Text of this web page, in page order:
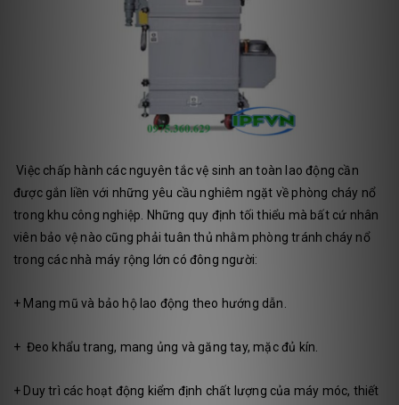
Việc chấp hành các nguyên tắc vệ sinh an toàn lao động cần
được gắn liền với những yêu cầu nghiêm ngặt về phòng cháy nổ
trong khu công nghiệp. Những quy định tối thiểu mà bất cứ nhân
viên bảo vệ nào cũng phải tuân thủ nhằm phòng tránh cháy nổ
trong các nhà máy rộng lớn có đông người:
+ Mang mũ và bảo hộ lao động theo hướng dẫn.
+ Đeo khẩu trang, mang ủng và găng tay, mặc đủ kín.
+ Duy trì các hoạt động kiểm định chất lượng của máy móc, thiết